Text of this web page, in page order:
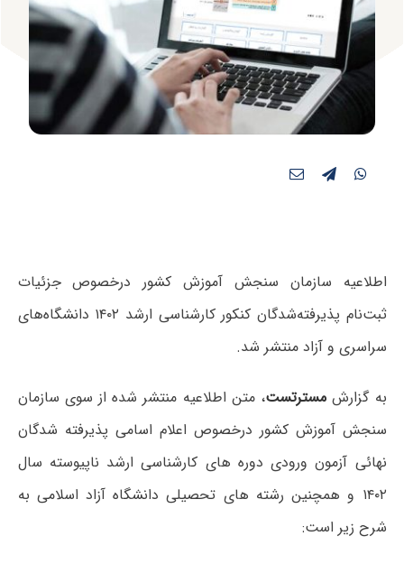
اطلاعیه سازمان سنجش آموزش کشور درخصوص جزئیات
ثبت‌نام پذیرفته‌شدگان کنکور کارشناسی ارشد ۱۴۰۲ دانشگاه‌های
سراسری و آزاد منتشر شد.
به گزارش مسترتست، متن اطلاعیه منتشر شده از سوی سازمان
سنجش آموزش کشور درخصوص اعلام اسامی پذیرفته شدگان
نهائی آزمون ورودی دوره های کارشناسی ارشد ناپیوسته سال
۱۴۰۲ و همچنین رشته های تحصیلی دانشگاه آزاد اسلامی به
شرح زیر است: